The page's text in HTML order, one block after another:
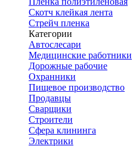
Скотч клейкая лента
Стрейч пленка
Категории
Автослесари
Медицинские работники
Дорожные рабочие
Охранники
Пищевое производство
Продавцы
Сварщики
Строители
Сфера клининга
Электрики